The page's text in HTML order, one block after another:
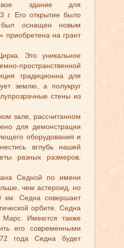
здание для
г. Его открытие было
был оснащен новым
на грант
Это уникальное
пространственной
традиционна для
землю, а полукруг
стены из
зале, рассчитанном
для демонстрации
оборудования и
вглубь нашей
разных размеров,
Седной по имени
чем астероид, но
км. Седна совершает
орбите. Седна
Марс. Имеются также
его современными
года Седна будет